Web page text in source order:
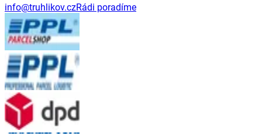
info@truhlikov.czRádi poradíme